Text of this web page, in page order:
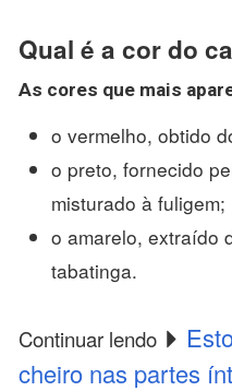
Qual é a cor do
As cores que mais
o vermelho, obtido
o preto, fornecido
misturado à fuligem;
o amarelo, extraído
tabatinga.
Continuar lendo
cheiro nas partes